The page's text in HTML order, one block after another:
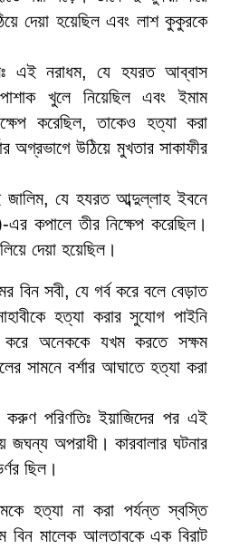
দেয়া হয়েছিল এবং লাশ কুকুরকে
এই নরাধম, যে হযরত আব্বাস
খুলে নিয়েছিল এবং ইমাম
করেছিল, তাকেও হত্যা করা
অগ্রভাগে উঠিয়ে মুখতার সাকাফীর
জালিম, যে হযরত আব্দুল্লাহ ইবনে
কপালে তীর নিক্ষেপ করেছিল।
দেয়া হয়েছিল।
সবী, যে গর্ব করে বলে বেড়াত
হত্যা করার সুযোগ পাইনি
করে অনেককে যখম করতে সক্ষম
সামনে বর্শার আঘাতে হত্যা করা
করুণ পরিণতিঃ ইয়াজিদের পর এই
জঘন্য অপরাধী। কারবালার ঘটনার
ছিল।
হত্যা না করা পর্যন্ত স্বস্তি
বিন মালেক আলতাবকে এক বিরাট